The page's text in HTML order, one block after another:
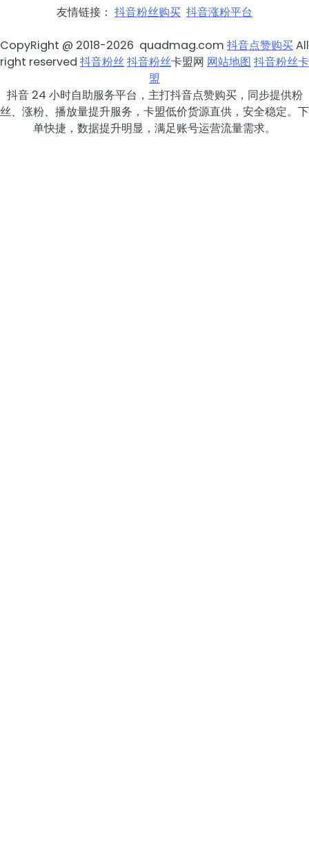
友情链接： 抖音粉丝购买 抖音涨粉平台
CopyRight @ 2018-2026 quadmag.com 抖音点赞购买All
right reserved 抖音粉丝抖音粉丝卡盟网 网站地图 抖音粉丝卡
盟
抖音 24 小时自助服务平台，主打抖音点赞购买，同步提供粉
丝、涨粉、播放量提升服务，卡盟低价货源直供，安全稳定。下
单快捷，数据提升明显，满足账号运营流量需求。